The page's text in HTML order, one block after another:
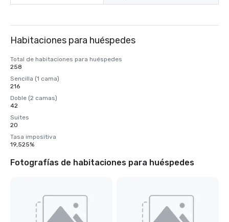
Habitaciones para huéspedes
Total de habitaciones para huéspedes
258
Sencilla (1 cama)
216
Doble (2 camas)
42
Suites
20
Tasa impositiva
19,525%
Fotografías de habitaciones para huéspedes